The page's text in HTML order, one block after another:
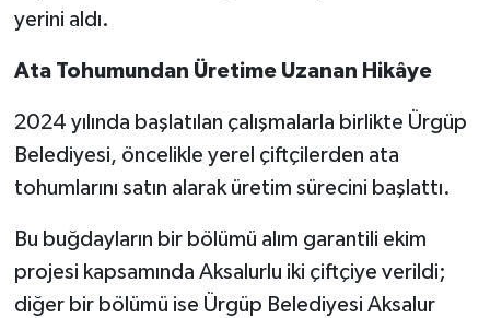
yerini aldı.
Ata Tohumundan Üretime Uzanan Hikâye
2024 yılında başlatılan çalışmalarla birlikte Ürgüp
Belediyesi, öncelikle yerel çiftçilerden ata
tohumlarını satın alarak üretim sürecini başlattı.
Bu buğdayların bir bölümü alım garantili ekim
projesi kapsamında Aksalurlu iki çiftçiye verildi;
diğer bir bölümü ise Ürgüp Belediyesi Aksalur